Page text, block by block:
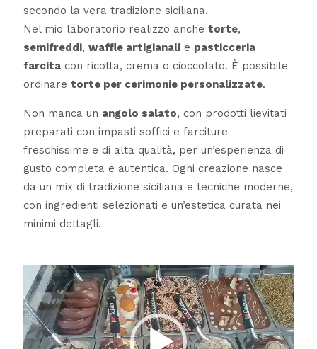
secondo la vera tradizione siciliana.
Nel mio laboratorio realizzo anche torte,
semifreddi, waffle artigianalie pasticceria
farcitacon ricotta, crema o cioccolato. È possibile
ordinare torte per cerimonie personalizzate.
Non manca un angolo salato, con prodotti lievitati
preparati con impasti soffici e farciture
freschissime e di alta qualità, per un’esperienza di
gusto completa e autentica. Ogni creazione nasce
da un mix di tradizione siciliana e tecniche moderne,
con ingredienti selezionati e un’estetica curata nei
minimi dettagli.
Video
Player